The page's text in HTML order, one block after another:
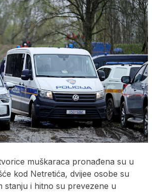
muškaraca pronađena su u
kod Netretića, dvijee osobe su
stanju i hitno su prevezene u